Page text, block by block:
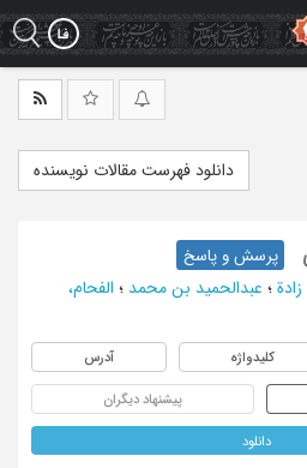
دانلود فهرست مقالات نویسنده
پرسش و پاسخ
؛ عبدالحمید بن محمد ؛ الفحام،
کلیدواژه آدرس
پیشنهاد دیگران
دانلود